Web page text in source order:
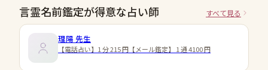
言霊名前鑑定が得意な占い師 すべて見る
理陽 先生
【電話占い】1 分 215 円【メール鑑定】 1 通 4100 円